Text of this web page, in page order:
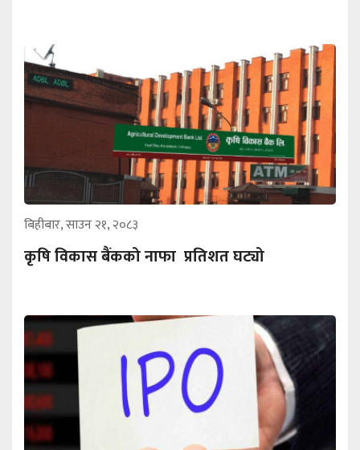
बिहीबार, साउन २१, २०८३
कृषि विकास बैंकको नाफा प्रतिशत घट्यो